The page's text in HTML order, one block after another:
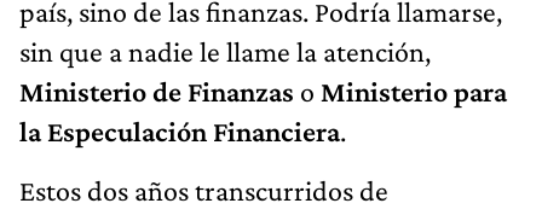
país, sino de las finanzas. Podría llamarse,
sin que a nadie le llame la atención,
Ministerio de Finanzas o Ministerio para
la Especulación Financiera.
Estos dos años transcurridos de